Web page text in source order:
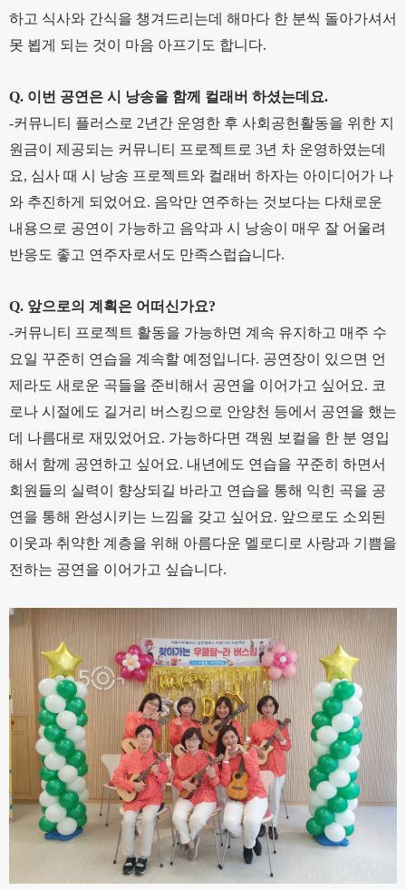
하고 식사와 간식을 챙겨드리는데 해마다 한 분씩 돌아가셔서
못 뵙게 되는 것이 마음 아프기도 합니다.
Q. 이번 공연은 시 낭송을 함께 컬래버 하셨는데요.
-커뮤니티 플러스로 2년간 운영한 후 사회공헌활동을 위한 지
원금이 제공되는 커뮤니티 프로젝트로 3년 차 운영하였는데
요, 심사 때 시 낭송 프로젝트와 컬래버 하자는 아이디어가 나
와 추진하게 되었어요. 음악만 연주하는 것보다는 다채로운
내용으로 공연이 가능하고 음악과 시 낭송이 매우 잘 어울려
반응도 좋고 연주자로서도 만족스럽습니다.
Q. 앞으로의 계획은 어떠신가요?
-커뮤니티 프로젝트 활동을 가능하면 계속 유지하고 매주 수
요일 꾸준히 연습을 계속할 예정입니다. 공연장이 있으면 언
제라도 새로운 곡들을 준비해서 공연을 이어가고 싶어요. 코
로나 시절에도 길거리 버스킹으로 안양천 등에서 공연을 했는
데 나름대로 재밌었어요. 가능하다면 객원 보컬을 한 분 영입
해서 함께 공연하고 싶어요. 내년에도 연습을 꾸준히 하면서
회원들의 실력이 향상되길 바라고 연습을 통해 익힌 곡을 공
연을 통해 완성시키는 느낌을 갖고 싶어요. 앞으로도 소외된
이웃과 취약한 계층을 위해 아름다운 멜로디로 사랑과 기쁨을
전하는 공연을 이어가고 싶습니다.